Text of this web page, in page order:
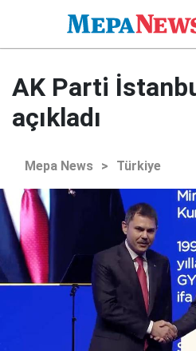
AK Parti
açıkladı
Mepa News > Türkiye